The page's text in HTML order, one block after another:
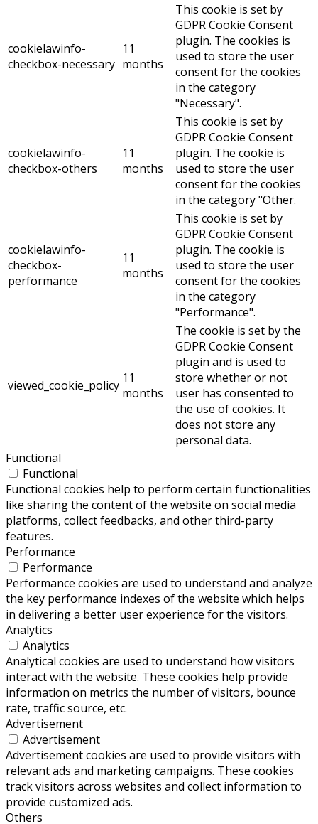
cookielawinfo-
checkbox-necessary
11
months
This cookie is set by
GDPR Cookie Consent
plugin. The cookies is
used to store the user
consent for the cookies
in the category
"Necessary".
cookielawinfo-
checkbox-others
11
months
This cookie is set by
GDPR Cookie Consent
plugin. The cookie is
used to store the user
consent for the cookies
in the category "Other.
cookielawinfo-
checkbox-
performance
11
months
This cookie is set by
GDPR Cookie Consent
plugin. The cookie is
used to store the user
consent for the cookies
in the category
"Performance".
viewed_cookie_policy 11
months
The cookie is set by the
GDPR Cookie Consent
plugin and is used to
store whether or not
user has consented to
the use of cookies. It
does not store any
personal data.
Functional
Functional
Functional cookies help to perform certain functionalities
like sharing the content of the website on social media
platforms, collect feedbacks, and other third-party
features.
Performance
Performance
Performance cookies are used to understand and analyze
the key performance indexes of the website which helps
in delivering a better user experience for the visitors.
Analytics
Analytics
Analytical cookies are used to understand how visitors
interact with the website. These cookies help provide
information on metrics the number of visitors, bounce
rate, traffic source, etc.
Advertisement
Advertisement
Advertisement cookies are used to provide visitors with
relevant ads and marketing campaigns. These cookies
track visitors across websites and collect information to
provide customized ads.
Others